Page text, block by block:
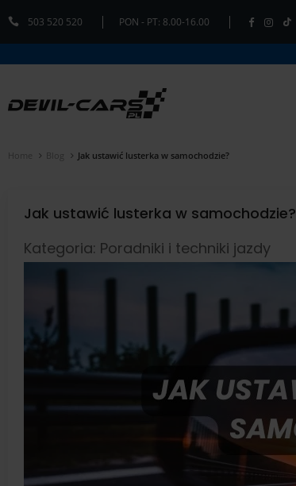
503 520 520 PON - PT: 8.00-16.00
Home Blog Jak ustawić lusterka w samochodzie?
Jak ustawić lusterka w samochodzie?
Kategoria: Poradniki i techniki jazdy